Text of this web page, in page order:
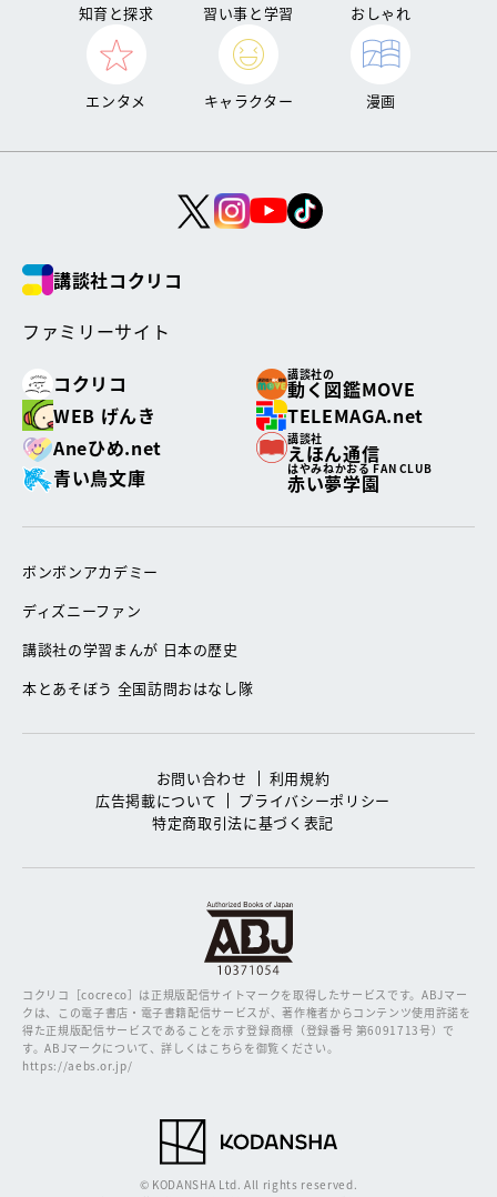
知育と探求 習い事と学習 おしゃれ
エンタメ キャラクター 漫画
講談社コクリコ
ファミリーサイト
コクリコ
講談社の
動く図鑑MOVE
WEB げんき
TELEMAGA.net
Aneひめ.net
講談社
えほん通信
青い鳥文庫
はやみねかおる FAN CLUB
赤い夢学園
ボンボンアカデミー
ディズニーファン
講談社の学習まんが 日本の歴史
本とあそぼう 全国訪問おはなし隊
お問い合わせ
利用規約
広告掲載について
プライバシーポリシー
特定商取引法に基づく表記
コクリコ［cocreco］は正規版配信サイトマークを取得したサービスです。ABJマー
クは、この電子書店・電子書籍配信サービスが、著作権者からコンテンツ使用許諾を
得た正規版配信サービスであることを示す登録商標（登録番号 第6091713号）で
す。ABJマークについて、詳しくはこちらを御覧ください。
https://aebs.or.jp/
© KODANSHA Ltd. All rights reserved.